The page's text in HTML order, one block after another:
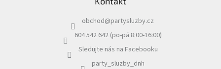
obchod@partysluzby.cz
604 542 642 (po-pá 8:00-16:00)
Sledujte nás na Facebooku
party_sluzby_dnh